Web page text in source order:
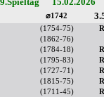
⌀1742
(1754-75)
(1862-76)
(1784-18)
(1795-83)
(1727-71)
(1815-75)
(1711-45)